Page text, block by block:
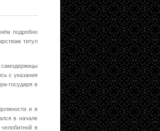
подробно
титул
с указания
государя в
и в
в начале
в